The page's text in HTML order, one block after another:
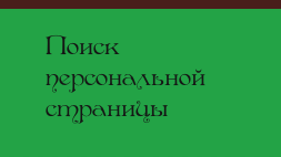
Поиск
персональной
страницы